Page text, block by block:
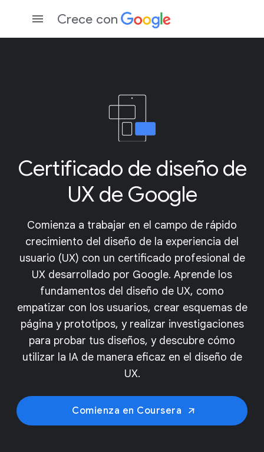
Crece con
Certificado de diseño de
UX de Google
Comienza a trabajar en el campo de rápido
crecimiento del diseño de la experiencia del
usuario (UX) con un certificado profesional de
UX desarrollado por Google. Aprende los
fundamentos del diseño de UX, como
empatizar con los usuarios, crear esquemas de
página y prototipos, y realizar investigaciones
para probar tus diseños, y descubre cómo
utilizar la IA de manera eficaz en el diseño de
UX.
Comienza en Coursera